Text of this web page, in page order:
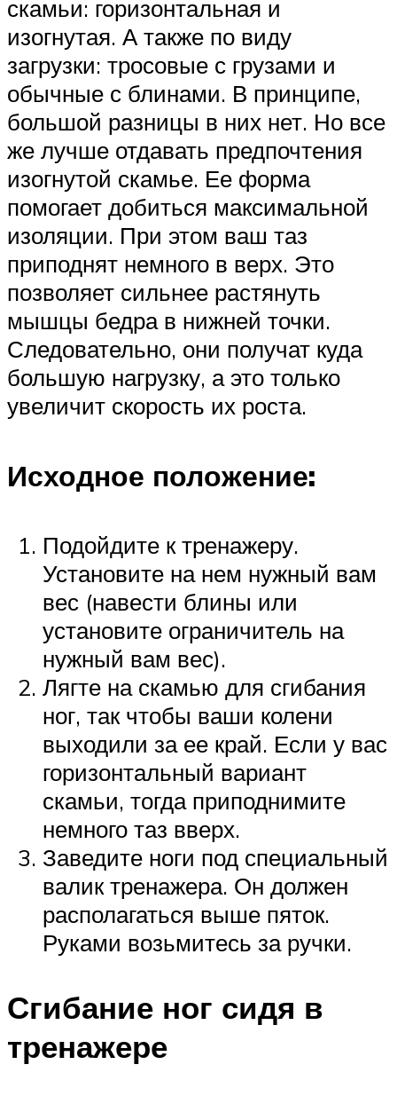
скамьи: горизонтальная и
изогнутая. А также по виду
загрузки: тросовые с грузами и
обычные с блинами. В принципе,
большой разницы в них нет. Но все
же лучше отдавать предпочтения
изогнутой скамье. Ее форма
помогает добиться максимальной
изоляции. При этом ваш таз
приподнят немного в верх. Это
позволяет сильнее растянуть
мышцы бедра в нижней точки.
Следовательно, они получат куда
большую нагрузку, а это только
увеличит скорость их роста.
Исходное положение:
Подойдите к тренажеру.
Установите на нем нужный вам
вес (навести блины или
установите ограничитель на
нужный вам вес).
Лягте на скамью для сгибания
ног, так чтобы ваши колени
выходили за ее край. Если у вас
горизонтальный вариант
скамьи, тогда приподнимите
немного таз вверх.
Заведите ноги под специальный
валик тренажера. Он должен
располагаться выше пяток.
Руками возьмитесь за ручки.
Сгибание ног сидя в
тренажере